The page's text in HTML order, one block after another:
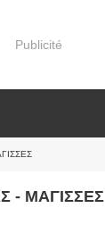
Publicité
- ΜΑΓΙΣΣΕΣ